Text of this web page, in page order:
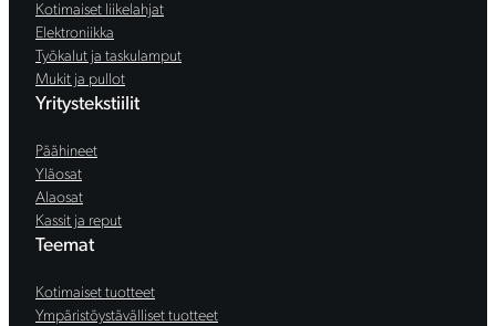
Kotimaiset liikelahjat
Elektroniikka
Työkalut ja taskulamput
Mukit ja pullot
Yritystekstiilit
Päähineet
Yläosat
Alaosat
Kassit ja reput
Teemat
Kotimaiset tuotteet
Ympäristöystävälliset tuotteet